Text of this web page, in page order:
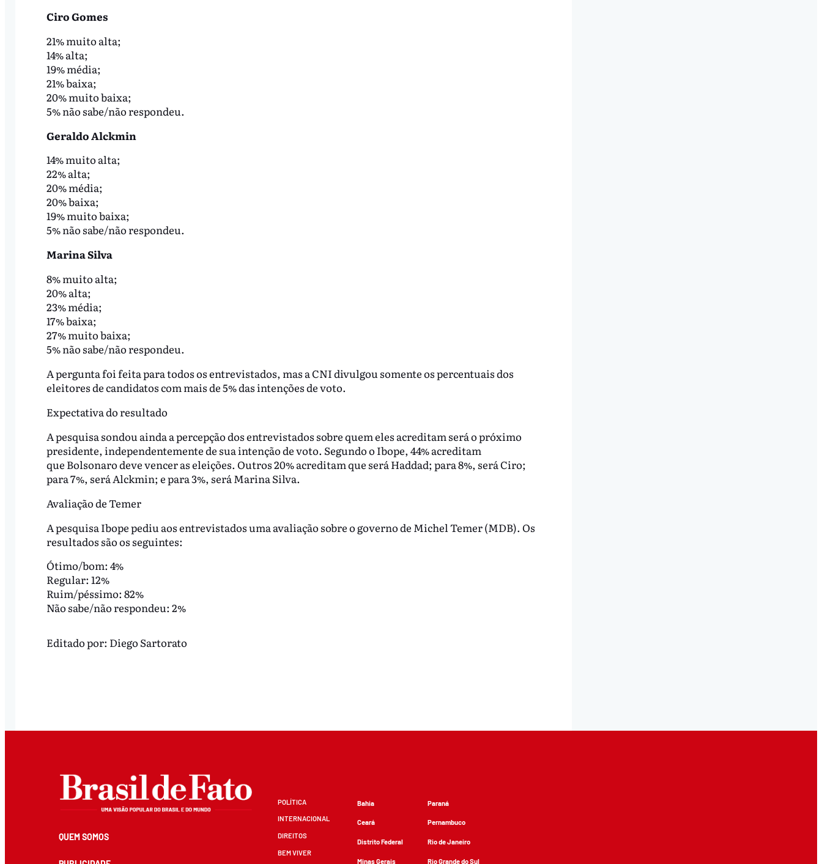
Ciro Gomes
21% muito alta;
14% alta;
19% média;
21% baixa;
20% muito baixa;
5% não sabe/não respondeu.
Geraldo Alckmin
14% muito alta;
22% alta;
20% média;
20% baixa;
19% muito baixa;
5% não sabe/não respondeu.
Marina Silva
8% muito alta;
20% alta;
23% média;
17% baixa;
27% muito baixa;
5% não sabe/não respondeu.
A pergunta foi feita para todos os entrevistados, mas a CNI divulgou somente os percentuais dos
eleitores de candidatos com mais de 5% das intenções de voto.
Expectativa do resultado
A pesquisa sondou ainda a percepção dos entrevistados sobre quem eles acreditam será o próximo
presidente, independentemente de sua intenção de voto. Segundo o Ibope, 44% acreditam
que Bolsonaro deve vencer as eleições. Outros 20% acreditam que será Haddad; para 8%, será Ciro;
para 7%, será Alckmin; e para 3%, será Marina Silva.
Avaliação de Temer
A pesquisa Ibope pediu aos entrevistados uma avaliação sobre o governo de Michel Temer (MDB). Os
resultados são os seguintes:
Ótimo/bom: 4%
Regular: 12%
Ruim/péssimo: 82%
Não sabe/não respondeu: 2%
Editado por: Diego Sartorato
QUEM SOMOS
POLÍTICA
INTERNACIONAL
DIREITOS
BEM VIVER
Bahia
Ceará
Distrito Federal
Minas Gerais
Paraná
Pernambuco
Rio de Janeiro
Rio Grande do Sul